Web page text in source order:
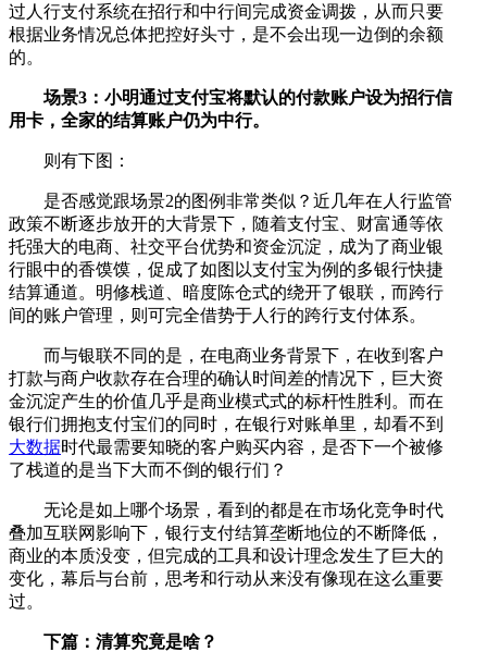
过人行支付系统在招行和中行间完成资金调拨，从而只要
根据业务情况总体把控好头寸，是不会出现一边倒的余额
的。
场景3：小明通过支付宝将默认的付款账户设为招行信
用卡，全家的结算账户仍为中行。
则有下图：
是否感觉跟场景2的图例非常类似？近几年在人行监管
政策不断逐步放开的大背景下，随着支付宝、财富通等依
托强大的电商、社交平台优势和资金沉淀，成为了商业银
行眼中的香馍馍，促成了如图以支付宝为例的多银行快捷
结算通道。明修栈道、暗度陈仓式的绕开了银联，而跨行
间的账户管理，则可完全借势于人行的跨行支付体系。
而与银联不同的是，在电商业务背景下，在收到客户
打款与商户收款存在合理的确认时间差的情况下，巨大资
金沉淀产生的价值几乎是商业模式式的标杆性胜利。而在
银行们拥抱支付宝们的同时，在银行对账单里，却看不到
大数据时代最需要知晓的客户购买内容，是否下一个被修
了栈道的是当下大而不倒的银行们？
无论是如上哪个场景，看到的都是在市场化竞争时代
叠加互联网影响下，银行支付结算垄断地位的不断降低，
商业的本质没变，但完成的工具和设计理念发生了巨大的
变化，幕后与台前，思考和行动从来没有像现在这么重要
过。
下篇：清算究竟是啥？